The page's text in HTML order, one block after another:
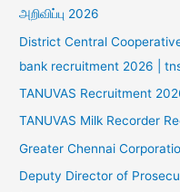
அறிவிப்பு 2026
District Central
bank recruitment 2026 |
TANUVAS Recruitment
TANUVAS Milk Recorder
Greater Chennai
Deputy Director of